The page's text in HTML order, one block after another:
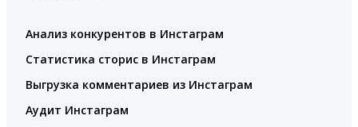
Анализ конкурентов в Инстаграм
Статистика сторис в Инстаграм
Выгрузка комментариев из Инстаграм
Аудит Инстаграм